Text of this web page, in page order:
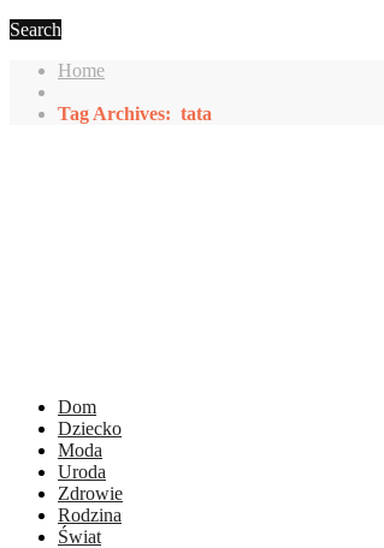
Search
Home
Tag Archives: tata
Dom
Dziecko
Moda
Uroda
Zdrowie
Rodzina
Świat